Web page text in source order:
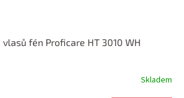
vlasů fén Proficare HT 3010 WH
Skladem